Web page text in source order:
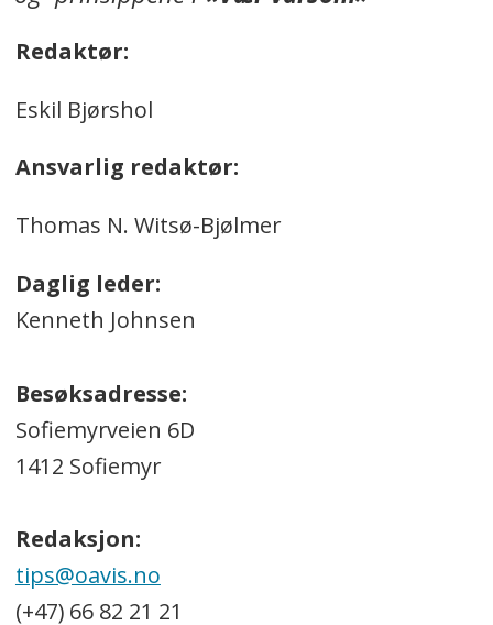
Redaktør:
Eskil Bjørshol
Ansvarlig redaktør:
Thomas N. Witsø-Bjølmer
Daglig leder:
Kenneth Johnsen
Besøksadresse:
Sofiemyrveien 6D
1412 Sofiemyr
Redaksjon:
tips@oavis.no
(+47) 66 82 21 21